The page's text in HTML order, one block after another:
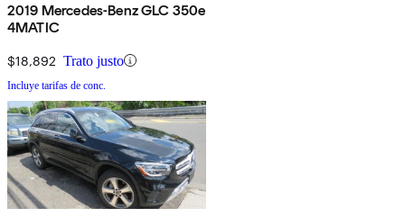
2019 Mercedes-Benz GLC 350e
4MATIC
$18,892 Trato justo
Incluye tarifas de conc.